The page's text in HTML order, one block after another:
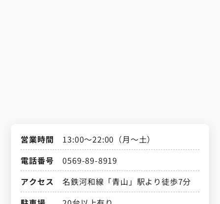
営業時間
13:00～22:00（月～土）
電話番号
0569-89-8919
アクセス
名鉄河和線「青山」駅より徒歩7分